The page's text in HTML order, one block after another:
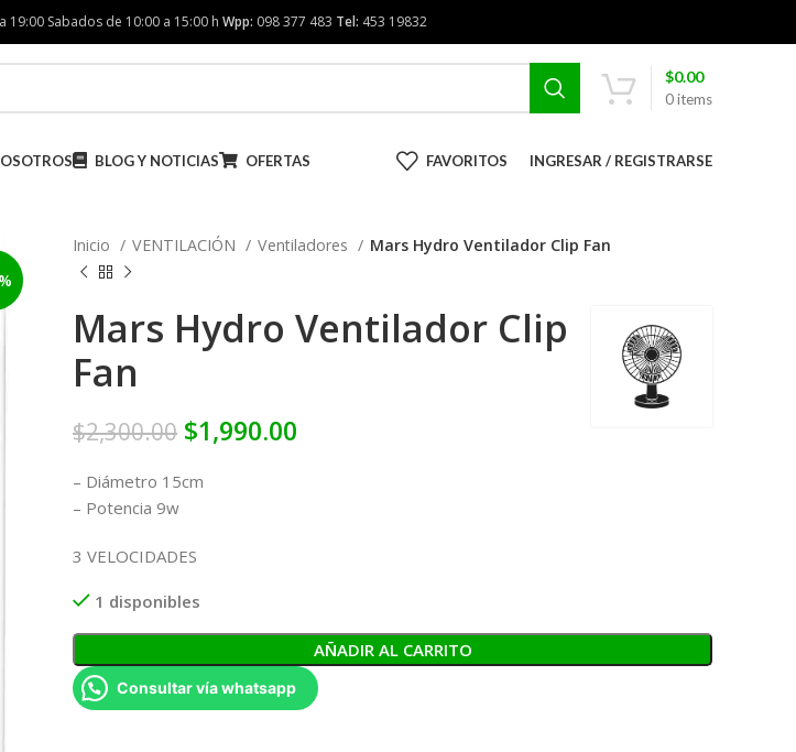
19:00 Sabados de 10:00 a 15:00 h Wpp: 098 377 483 Tel: 453 19832
0items
$0.00
BLOG Y NOTICIAS OFERTAS FAVORITOS INGRESAR / REGISTRARSE
Inicio VENTILACIÓN Ventiladores Mars Hydro Ventilador Clip Fan
Mars Hydro Ventilador Clip
Fan
$2,300.00 $1,990.00
– Diámetro 15cm
– Potencia 9w
3 VELOCIDADES
1 disponibles
AÑADIR AL CARRITO
Consultar vía whatsapp